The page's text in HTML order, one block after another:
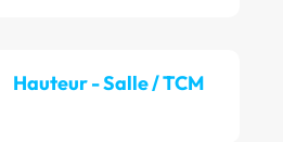
Hauteur - Salle / TCM